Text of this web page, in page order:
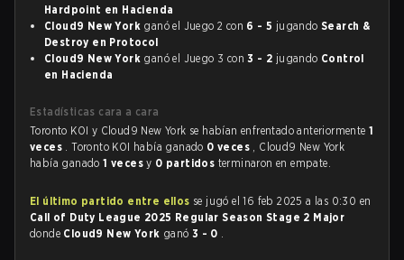
Hardpoint en Hacienda
Cloud9 New York ganó el Juego 2 con 6 - 5 jugandoSearch &
Destroy en Protocol
Cloud9 New York ganó el Juego 3 con3 - 2 jugando Control
en Hacienda
Estadísticas cara a cara
Toronto KOI y Cloud9 New York se habían enfrentado anteriormente 1
veces . Toronto KOI había ganado 0 veces , Cloud9 New York
había ganado1 vecesy 0 partidos terminaron en empate.
El último partido entre ellos se jugó el 16 feb 2025 a las 0:30 en
Call of Duty League 2025 Regular Season Stage 2 Major
donde Cloud9 New York ganó 3 - 0 .